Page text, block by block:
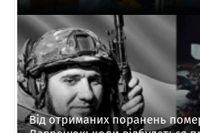
Від отриманих поранень